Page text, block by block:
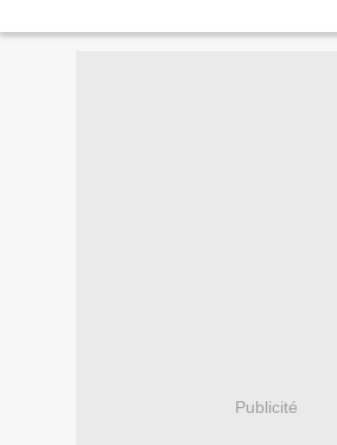
Publicité